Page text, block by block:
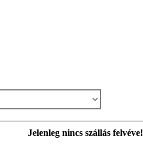
Jelenleg nincs szállás felvéve!